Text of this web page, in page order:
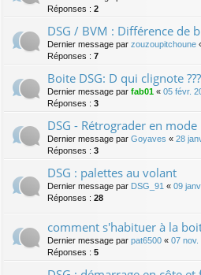
Réponses : 2
DSG / BVM : Différence de
Dernier message par zouzoupitchoune
Réponses : 7
Boite DSG: D qui clignote ???
Dernier message par fab01 « 05 févr.
Réponses : 3
DSG - Rétrograder en mode
Dernier message par Goyaves « 28
Réponses : 3
DSG : palettes au volant
Dernier message par DSG_91 « 09
Réponses : 28
comment s'habituer à la
Dernier message par pat6500 « 07 nov.
Réponses : 5